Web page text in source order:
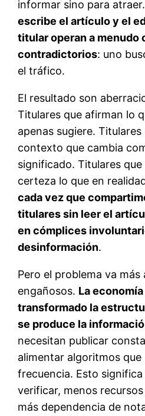
informar sino para atraer.
escribe el artículo y el
titular operan a menudo
contradictorios: uno
el tráfico.
El resultado son
Titulares que afirman lo
apenas sugiere.
contexto que cambia
significado. Titulares
certeza lo que en
cada vez que
titulares sin leer el
en cómplices
desinformación.
Pero el problema va
engañosos. La
transformado la
se produce la
necesitan publicar
alimentar algoritmos que
frecuencia. Esto
verificar, menos
más dependencia de